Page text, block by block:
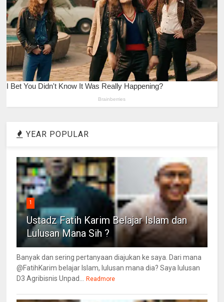
YEAR POPULAR
1
Ustadz Fatih Karim Belajar Islam dan
Lulusan Mana Sih ?
Banyak dan sering pertanyaan diajukan ke saya. Dari mana
@FatihKarim belajar Islam, lulusan mana dia? Saya lulusan
D3 Agribisnis Unpad...
Readmore